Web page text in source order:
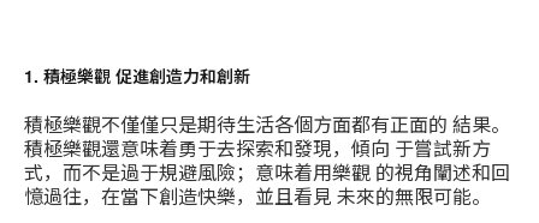
1. 積極樂觀 促進創造力和創新
積極樂觀不僅僅只是期待生活各個方面都有正面的 結果。
積極樂觀還意味着勇于去探索和發現，傾向 于嘗試新方
式，而不是過于規避風險；意味着用樂觀 的視角闡述和回
憶過往，在當下創造快樂，並且看見 未來的無限可能。